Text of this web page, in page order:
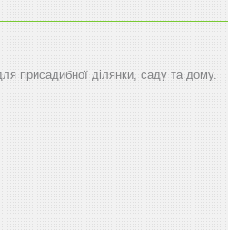
присадибної ділянки, саду та дому.